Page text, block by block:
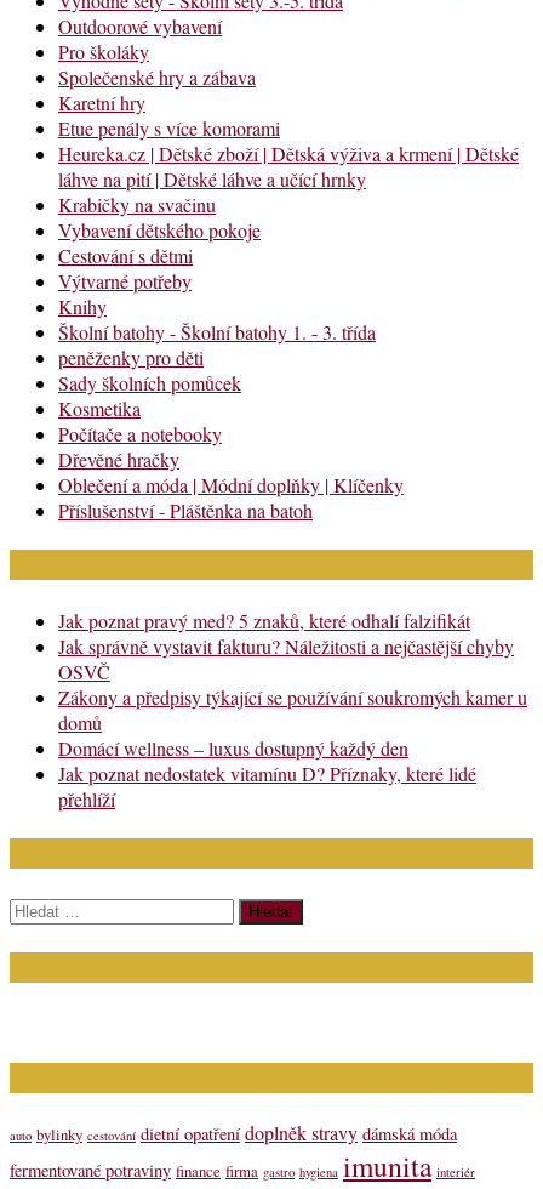
Outdoorové vybavení
Pro školáky
Společenské hry a zábava
Karetní hry
Etue penály s více komorami
Heureka.cz | Dětské zboží | Dětská výživa a krmení | Dětské
láhve na pití | Dětské láhve a učící hrnky
Krabičky na svačinu
Vybavení dětského pokoje
Cestování s dětmi
Výtvarné potřeby
Knihy
Školní batohy - Školní batohy 1. - 3. třída
peněženky pro děti
Sady školních pomůcek
Kosmetika
Počítače a notebooky
Dřevěné hračky
Oblečení a móda | Módní doplňky | Klíčenky
Příslušenství - Pláštěnka na batoh
Jak poznat pravý med? 5 znaků, které odhalí falzifikát
Jak správně vystavit fakturu? Náležitosti a nejčastější chyby
OSVČ
Zákony a předpisy týkající se používání soukromých kamer u
domů
Domácí wellness – luxus dostupný každý den
Jak poznat nedostatek vitamínu D? Příznaky, které lidé
přehlíží
Vyhledávání
auto bylinky cestování dietní opatření doplněk stravy dámská móda
fermentované potraviny finance firma gastro hygiena imunita interiér